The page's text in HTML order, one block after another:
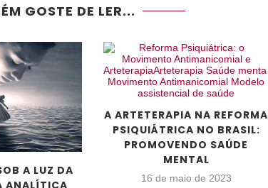
GOSTE DE LER...
A LUZ DA
ANALÍTICA
A ARTETERAPIA NA REFORMA
PSIQUIÁTRICA NO BRASIL:
PROMOVENDO SAÚDE
MENTAL
16 de maio de 2023